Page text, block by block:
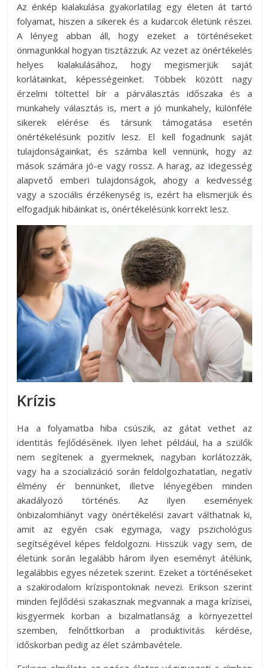
Az énkép kialakulása gyakorlatilag egy életen át tartó
folyamat, hiszen a sikerek és a kudarcok életünk részei.
A lényeg abban áll, hogy ezeket a történéseket
önmagunkkal hogyan tisztázzuk. Az vezet az önértékelés
helyes kialakulásához, hogy megismerjük saját
korlátainkat, képességeinket. Többek között nagy
érzelmi töltettel bír a párválasztás időszaka és a
munkahely választás is, mert a jó munkahely, különféle
sikerek elérése és társunk támogatása esetén
önértékelésünk pozitív lesz. El kell fogadnunk saját
tulajdonságainkat, és számba kell vennünk, hogy az
mások számára jó-e vagy rossz. A harag, az idegesség
alapvető emberi tulajdonságok, ahogy a kedvesség
vagy a szociális érzékenység is, ezért ha elismerjük és
elfogadjuk hibáinkat is, önértékelésünk korrekt lesz.
Krízis
Ha a folyamatba hiba csúszik, az gátat vethet az
identitás fejlődésének. Ilyen lehet például, ha a szülők
nem segítenek a gyermeknek, nagyban korlátozzák,
vagy ha a szocializáció során feldolgozhatatlan, negatív
élmény ér bennünket, illetve lényegében minden
akadályozó történés. Az ilyen események
önbizalomhiányt vagy önértékelési zavart válthatnak ki,
amit az egyén csak egymaga, vagy pszichológus
segítségével képes feldolgozni. Hisszük vagy sem, de
életünk során legalább három ilyen eseményt átélünk,
legalábbis egyes nézetek szerint. Ezeket a történéseket
a szakirodalom krízispontoknak nevezi. Erikson szerint
minden fejlődési szakasznak megvannak a maga krízisei,
kisgyermek korban a bizalmatlanság a környezettel
szemben, felnőttkorban a produktivitás kérdése,
időskorban pedig az élet számbavétele.